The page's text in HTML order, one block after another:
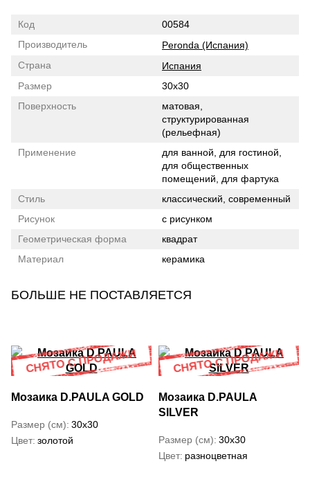
Код
00584
Производитель
Peronda (Испания)
Страна
Испания
Размер
30x30
Поверхность
матовая,
структурированная
(рельефная)
Применение
для ванной, для гостиной,
для общественных
помещений, для фартука
Стиль
классический, современный
Рисунок
с рисунком
Геометрическая форма
квадрат
Материал
керамика
БОЛЬШЕ НЕ ПОСТАВЛЯЕТСЯ
Мозаика D.PAULA GOLD
Размер (см) 30x30
Цвет золотой
Мозаика D.PAULA
SILVER
Размер (см) 30x30
Цвет разноцветная